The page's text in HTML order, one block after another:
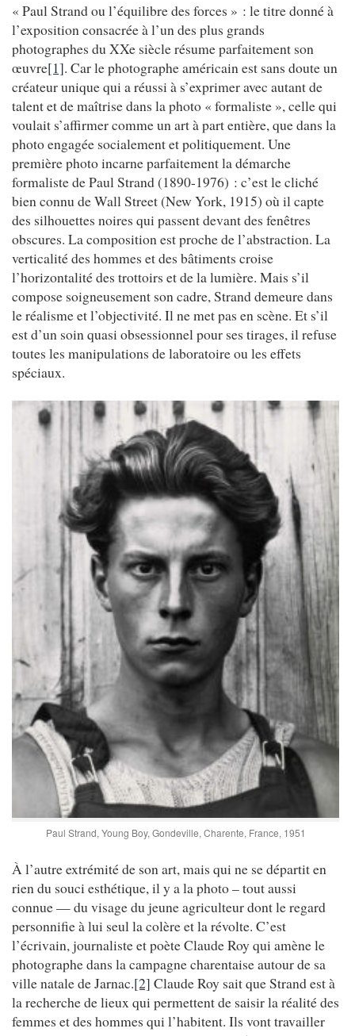
« Paul Strand ou l’équilibre des forces » : le titre donné à
l’exposition consacrée à l’un des plus grands
photographes du XXe siècle résume parfaitement son
œuvre[1]. Car le photographe américain est sans doute un
créateur unique qui a réussi à s’exprimer avec autant de
talent et de maîtrise dans la photo « formaliste », celle qui
voulait s’affirmer comme un art à part entière, que dans la
photo engagée socialement et politiquement. Une
première photo incarne parfaitement la démarche
formaliste de Paul Strand (1890-1976) : c’est le cliché
bien connu de Wall Street (New York, 1915) où il capte
des silhouettes noires qui passent devant des fenêtres
obscures. La composition est proche de l’abstraction. La
verticalité des hommes et des bâtiments croise
l’horizontalité des trottoirs et de la lumière. Mais s’il
compose soigneusement son cadre, Strand demeure dans
le réalisme et l’objectivité. Il ne met pas en scène. Et s’il
est d’un soin quasi obsessionnel pour ses tirages, il refuse
toutes les manipulations de laboratoire ou les effets
spéciaux.
Paul Strand, Young Boy, Gondeville, Charente, France, 1951
À l’autre extrémité de son art, mais qui ne se départit en
rien du souci esthétique, il y a la photo – tout aussi
connue — du visage du jeune agriculteur dont le regard
personnifie à lui seul la colère et la révolte. C’est
l’écrivain, journaliste et poète Claude Roy qui amène le
photographe dans la campagne charentaise autour de sa
ville natale de Jarnac.[2] Claude Roy sait que Strand est à
la recherche de lieux qui permettent de saisir la réalité des
femmes et des hommes qui l’habitent. Ils vont travailler